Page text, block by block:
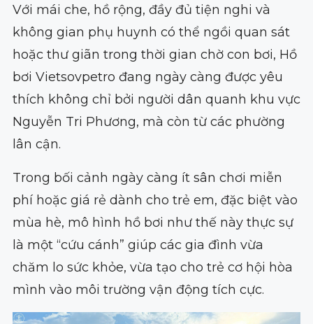
Với mái che, hồ rộng, đầy đủ tiện nghi và
không gian phụ huynh có thể ngồi quan sát
hoặc thư giãn trong thời gian chờ con bơi, Hồ
bơi Vietsovpetro đang ngày càng được yêu
thích không chỉ bởi người dân quanh khu vực
Nguyễn Tri Phương, mà còn từ các phường
lân cận.
Trong bối cảnh ngày càng ít sân chơi miễn
phí hoặc giá rẻ dành cho trẻ em, đặc biệt vào
mùa hè, mô hình hồ bơi như thế này thực sự
là một “cứu cánh” giúp các gia đình vừa
chăm lo sức khỏe, vừa tạo cho trẻ cơ hội hòa
mình vào môi trường vận động tích cực.